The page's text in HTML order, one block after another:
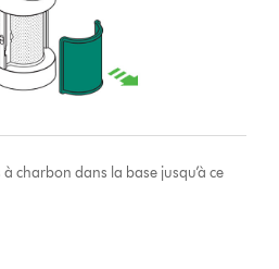
à charbon dans la base jusqu’à ce